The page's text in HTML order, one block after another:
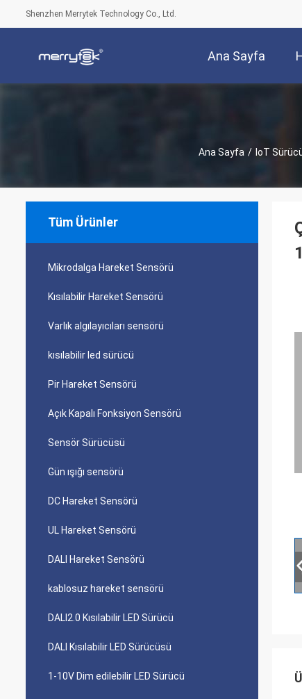
Shenzhen Merrytek Technology Co., Ltd.
Ana Sayfa
Ana Sayfa / IoT
Tüm Ürünler
Mikrodalga Hareket Sensörü
Kısılabilir Hareket Sensörü
Varlık algılayıcıları sensörü
kısılabilir led sürücü
Pir Hareket Sensörü
Açık Kapalı Fonksiyon Sensörü
Sensör Sürücüsü
Gün ışığı sensörü
DC Hareket Sensörü
UL Hareket Sensörü
DALI Hareket Sensörü
kablosuz hareket sensörü
DALI2.0 Kısılabilir LED Sürücü
DALI Kısılabilir LED Sürücüsü
1-10V Dim edilebilir LED Sürücü